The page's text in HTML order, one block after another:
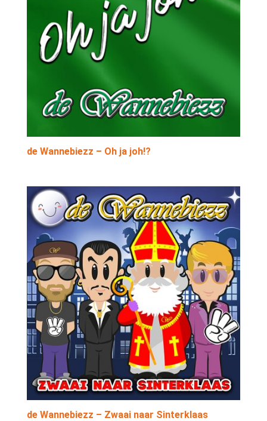
de Wannebiezz – Oh ja joh!?
de Wannebiezz – Zwaai naar Sinterklaas